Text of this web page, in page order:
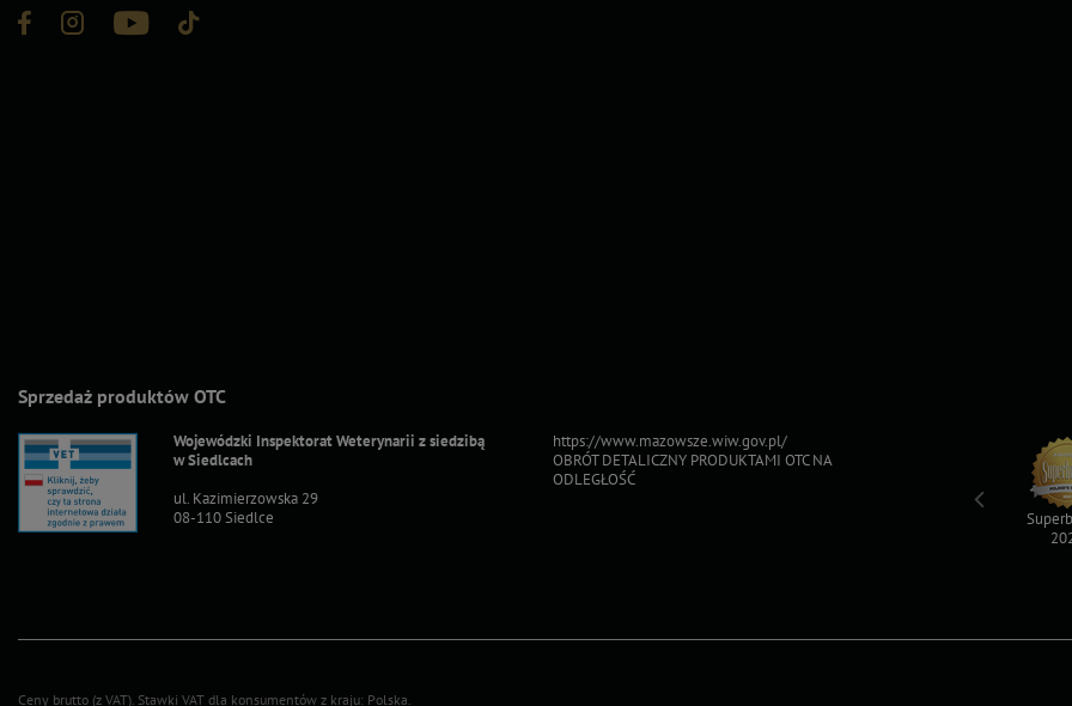
Sprzedaż produktów OTC
Wojewódzki Inspektorat Weterynarii z siedzibą
w Siedlcach
ul. Kazimierzowska 29
08-110 Siedlce
https://www.mazowsze.wiw.gov.pl/
OBRÓT DETALICZNY PRODUKTAMI OTC NA
ODLEGŁOŚĆ
Ceny brutto (z VAT). Stawki VAT dla konsumentów z kraju: Polska.